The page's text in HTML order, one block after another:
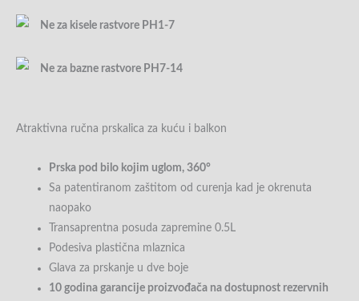
Ne za kisele rastvore PH1-7
Ne za bazne rastvore PH7-14
Atraktivna ručna prskalica za kuću i balkon
Prska pod bilo kojim uglom, 360°
Sa patentiranom zaštitom od curenja kad je okrenuta
naopako
Transaprentna posuda zapremine 0.5L
Podesiva plastična mlaznica
Glava za prskanje u dve boje
10 godina garancije proizvođača na dostupnost rezervnih